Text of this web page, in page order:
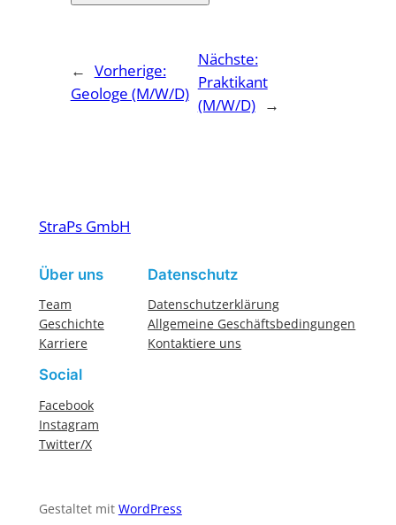
← Vorherige:
Geologe (M/W/D)
Nächste:
Praktikant
(M/W/D) →
StraPs GmbH
Über uns
Team
Geschichte
Karriere
Datenschutz
Datenschutzerklärung
Allgemeine Geschäftsbedingungen
Kontaktiere uns
Social
Facebook
Instagram
Twitter/X
Gestaltet mit WordPress